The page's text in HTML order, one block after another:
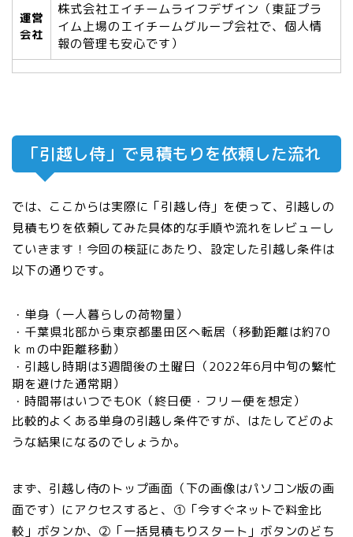
運営
会社
株式会社エイチームライフデザイン（東証プラ
イム上場のエイチームグループ会社で、個人情
報の管理も安心です）
「引越し侍」で見積もりを依頼した流れ
では、ここからは実際に「引越し侍」を使って、引越しの
見積もりを依頼してみた具体的な手順や流れをレビューし
ていきます！今回の検証にあたり、設定した引越し条件は
以下の通りです。
・単身（一人暮らしの荷物量）
・千葉県北部から東京都墨田区へ転居（移動距離は約70
ｋｍの中距離移動）
・引越し時期は3週間後の土曜日（2022年6月中旬の繁忙
期を避けた通常期）
・時間帯はいつでもOK（終日便・フリー便を想定）
比較的よくある単身の引越し条件ですが、はたしてどのよ
うな結果になるのでしょうか。
まず、引越し侍のトップ画面（下の画像はパソコン版の画
面です）にアクセスすると、①「今すぐネットで料金比
較」ボタンか、②「一括見積もりスタート」ボタンのどち